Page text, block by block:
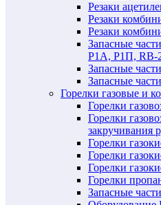
Резаки
Резаки
Резаки
Запасные
Р1А, Р1П, RB-
Запасные
Запасные
Горелки газовые и
Горелки
Горелки
закручивания
Горелки
Горелки
Горелки
Горелки
Запасные